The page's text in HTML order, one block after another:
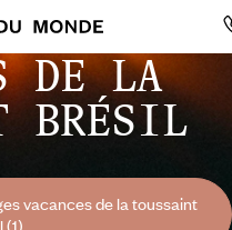
DE LA
BRÉSIL
vacances de la toussaint
(1)